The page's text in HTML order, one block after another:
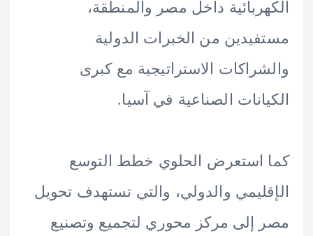
داخل مصر والمنطقة،
من الخبرات الدولية
الاستراتيجية مع كبرى
الصناعية في آسيا.
استعرض الحلوي خطط التوسع
والدولي، والتي تستهدف تحويل
إلى مركز محوري لتجميع وتصنيع